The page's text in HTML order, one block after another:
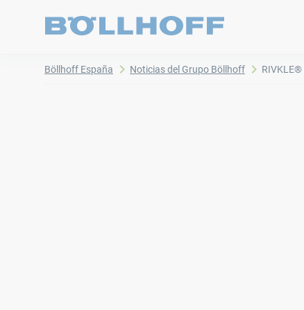
Böllhoff España Noticias del Grupo Böllhoff